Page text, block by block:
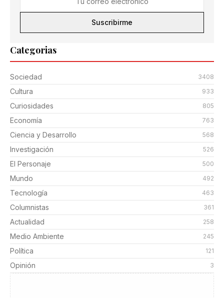
Categorias
Sociedad 3408
Cultura 933
Curiosidades 805
Economía 763
Ciencia y Desarrollo 568
Investigación 526
El Personaje 500
Mundo 492
Tecnología 463
Columnistas 361
Actualidad 258
Medio Ambiente 245
Política 121
Opinión 3
Suscribirme